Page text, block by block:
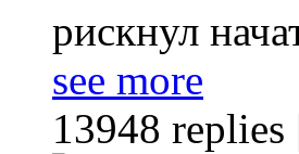
рискнул
see more
13948